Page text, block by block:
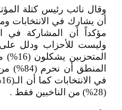
وقال نائب رئيس كتلة
أن يشارك في الانتخابات
مؤكداً أن المشاركة في
وليست للأحزاب ودلل
المنطق
(28%) من الناخبين فقط .